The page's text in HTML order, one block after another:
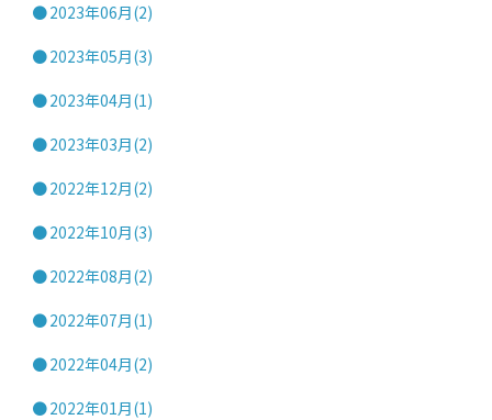
2023年06月(2)
2023年05月(3)
2023年04月(1)
2023年03月(2)
2022年12月(2)
2022年10月(3)
2022年08月(2)
2022年07月(1)
2022年04月(2)
2022年01月(1)